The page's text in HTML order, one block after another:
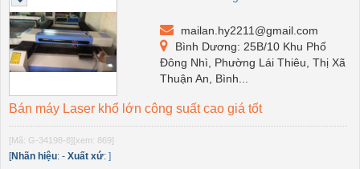
mailan.hy2211@gmail.com
Bình Dương: 25B/10 Khu Phố
Đông Nhì, Phường Lái Thiêu, Thị Xã
Thuận An, Bình...
Bán máy Laser khổ lớn công suất cao giá tốt
[Mã: G-34198-8][xem: 869]
[Nhãn hiệu: - Xuất xứ: ]